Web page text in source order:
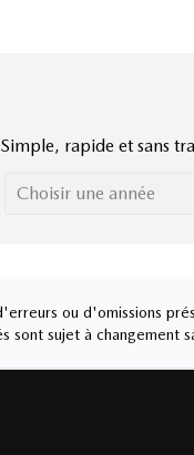
rapide et sans
Choisir une année
ou d'omissions
sont sujet à changement